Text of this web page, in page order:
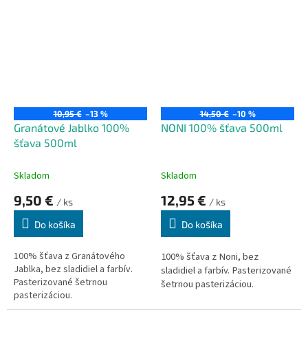
10,95 € –13 %
Granátové Jablko 100%
šťava 500ml
Skladom
9,50 € / ks
Do košíka
100% šťava z Granátového
Jablka, bez sladidiel a farbív.
Pasterizované šetrnou
pasterizáciou.
14,50 € –10 %
NONI 100% šťava 500ml
Skladom
12,95 € / ks
Do košíka
100% šťava z Noni, bez
sladidiel a farbív. Pasterizované
šetrnou pasterizáciou.